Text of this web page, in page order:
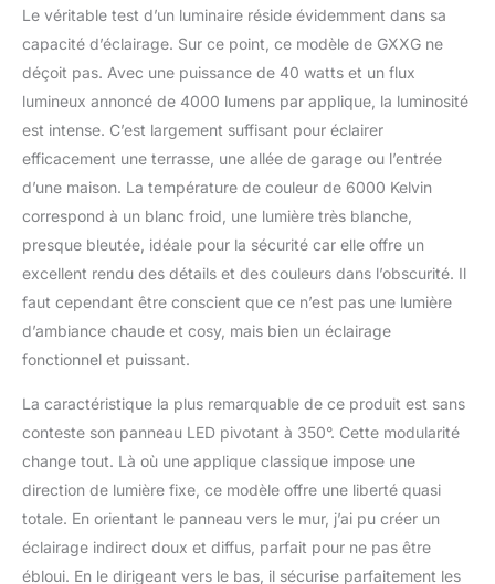
moderne et élégant. Peut
être utilisé pour garage,
terrasse, Cour, jardin,
porche, barbecue
extérieur, passerelle,
esca Éclairage
confortable: 40W
rotation LED lampe de
projection grâce à la
conception spéciale de
l'abat - jour, distribuer la
lumière uniformément
zone, briller
uniformément, réduire
éblouissante. Ce qu'il y a
à l'intérieur de la boîte: 6*
lampe murale; 6*
accessoires
d'installation; 1*
instructions
d'installation. Le matériau
est métal - aluminium +
Le véritable test d’un luminaire réside évidemment dans sa
capacité d’éclairage. Sur ce point, ce modèle de GXXG ne
déçoit pas. Avec une puissance de 40 watts et un flux
lumineux annoncé de 4000 lumens par applique, la luminosité
est intense. C’est largement suffisant pour éclairer
efficacement une terrasse, une allée de garage ou l’entrée
d’une maison. La température de couleur de 6000 Kelvin
correspond à un blanc froid, une lumière très blanche,
presque bleutée, idéale pour la sécurité car elle offre un
excellent rendu des détails et des couleurs dans l’obscurité. Il
faut cependant être conscient que ce n’est pas une lumière
d’ambiance chaude et cosy, mais bien un éclairage
fonctionnel et puissant.
La caractéristique la plus remarquable de ce produit est sans
conteste son panneau LED pivotant à 350°. Cette modularité
change tout. Là où une applique classique impose une
direction de lumière fixe, ce modèle offre une liberté quasi
totale. En orientant le panneau vers le mur, j’ai pu créer un
éclairage indirect doux et diffus, parfait pour ne pas être
ébloui. En le dirigeant vers le bas, il sécurise parfaitement les